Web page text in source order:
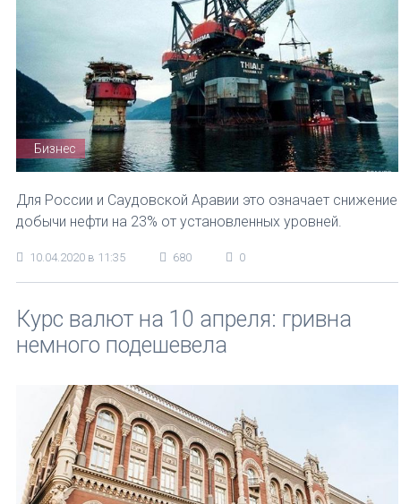
Бизнес
Для России и Саудовской Аравии это означает снижение
добычи нефти на 23% от установленных уровней.
10.04.2020 в 11:35 680 0
Курс валют на 10 апреля: гривна
немного подешевела